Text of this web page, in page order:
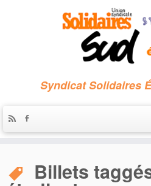
Syndicat Solidaires
Billets